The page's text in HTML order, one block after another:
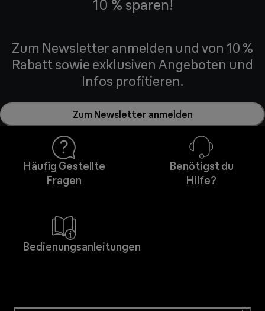
10 % sparen!
Zum Newsletter anmelden und von 10 %
Rabatt sowie exklusiven Angeboten und
Infos profitieren.
Zum Newsletter anmelden
Häufig Gestellte
Fragen
Benötigst du
Hilfe?
Bedienungsanleitungen